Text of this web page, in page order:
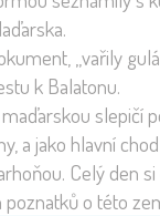
„vařily
k Balatonu.
slepičí
a jako hlavní
Celý den
o této